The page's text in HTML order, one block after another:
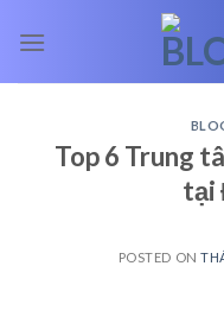
Top 6 Trung
tại
POSTED ON